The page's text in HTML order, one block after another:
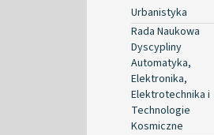
Urbanistyka
Rada Naukowa
Dyscypliny
Automatyka,
Elektronika,
Elektrotechnika i
Technologie
Kosmiczne